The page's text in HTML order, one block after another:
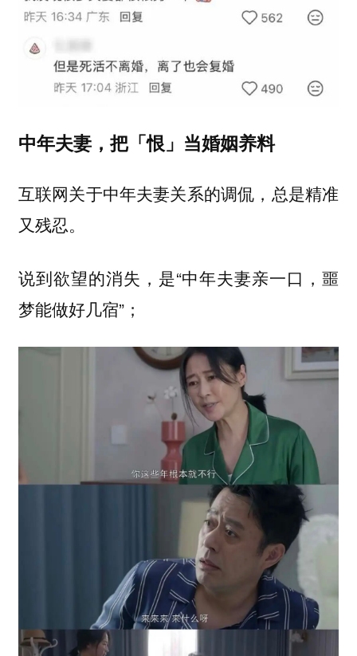
中年夫妻，把「恨」当婚姻养料
互联网关于中年夫妻关系的调侃，总是精准
又残忍。
说到欲望的消失，是“中年夫妻亲一口，噩
梦能做好几宿”；